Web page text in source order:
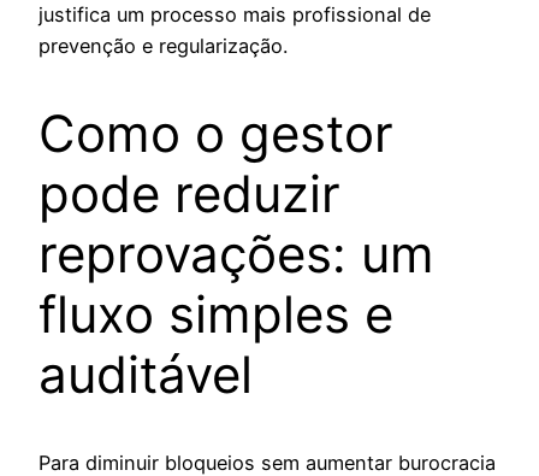
justifica um processo mais profissional de
prevenção e regularização.
Como o gestor
pode reduzir
reprovações: um
fluxo simples e
auditável
Para diminuir bloqueios sem aumentar burocracia